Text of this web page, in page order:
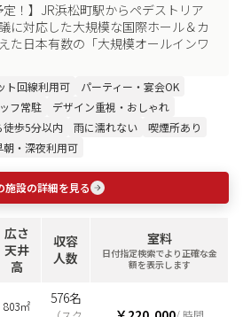
定！】JR浜松町駅からペデストリア
に対応した大規模な国際ホール＆カ
た日本有数の「大規模オールインワ
ト回線利用可
パーティー・宴会OK
フ常駐
デザイン重視・おしゃれ
徒歩5分以内 雨に濡れない
喫煙所あり
朝・深夜利用可
施設の詳細を見る
広さ
天井
高
収容
人数
室料
日付指定検索でより正確な金
額を表示します
803㎡
576名